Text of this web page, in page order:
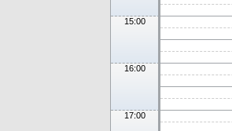
15:00
16:00
17:00